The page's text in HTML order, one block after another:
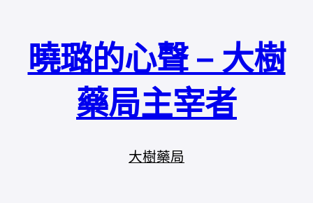
曉璐的心聲 – 大樹
藥局主宰者
大樹藥局